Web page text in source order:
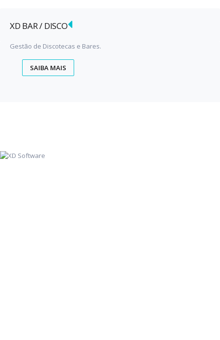
XD BAR / DISCO
Gestão de Discotecas e Bares.
SAIBA MAIS